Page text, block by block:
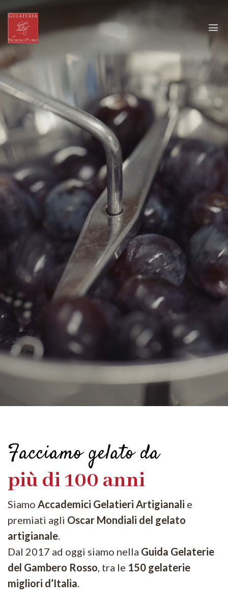
Facciamo gelato da
più di 100 anni
Siamo Accademici Gelatieri Artigianali e
premiati agli Oscar Mondiali del gelato
artigianale.
Dal 2017 ad oggi siamo nella Guida Gelaterie
del Gambero Rosso, tra le 150 gelaterie
migliori d’Italia.